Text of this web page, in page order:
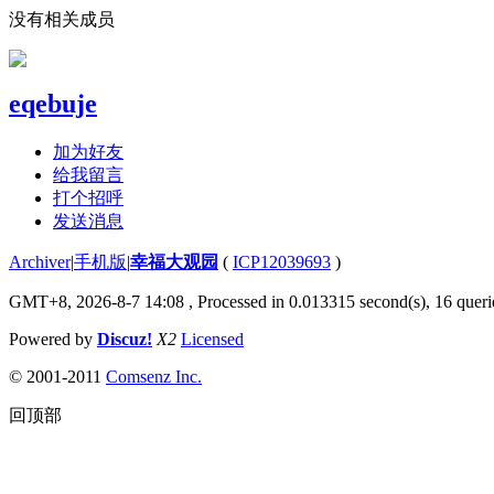
没有相关成员
eqebuje
加为好友
给我留言
打个招呼
发送消息
Archiver|手机版|幸福大观园 ( ICP12039693 )
GMT+8, 2026-8-7 14:08 , Processed in 0.013315 second(s), 16
Powered by Discuz! X2 Licensed
© 2001-2011 Comsenz Inc.
回顶部